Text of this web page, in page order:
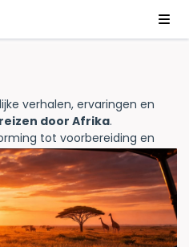
verhalen, ervaringen en
door Afrika.
tot voorbereiding en
— zonder reisroutes of